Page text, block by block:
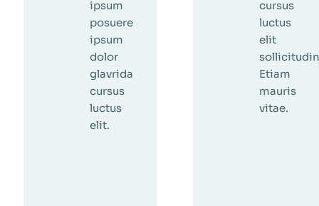
ipsum
posuere
ipsum
dolor
glavrida
cursus
luctus
elit.
cursus
luctus
elit
Etiam
mauris
vitae.